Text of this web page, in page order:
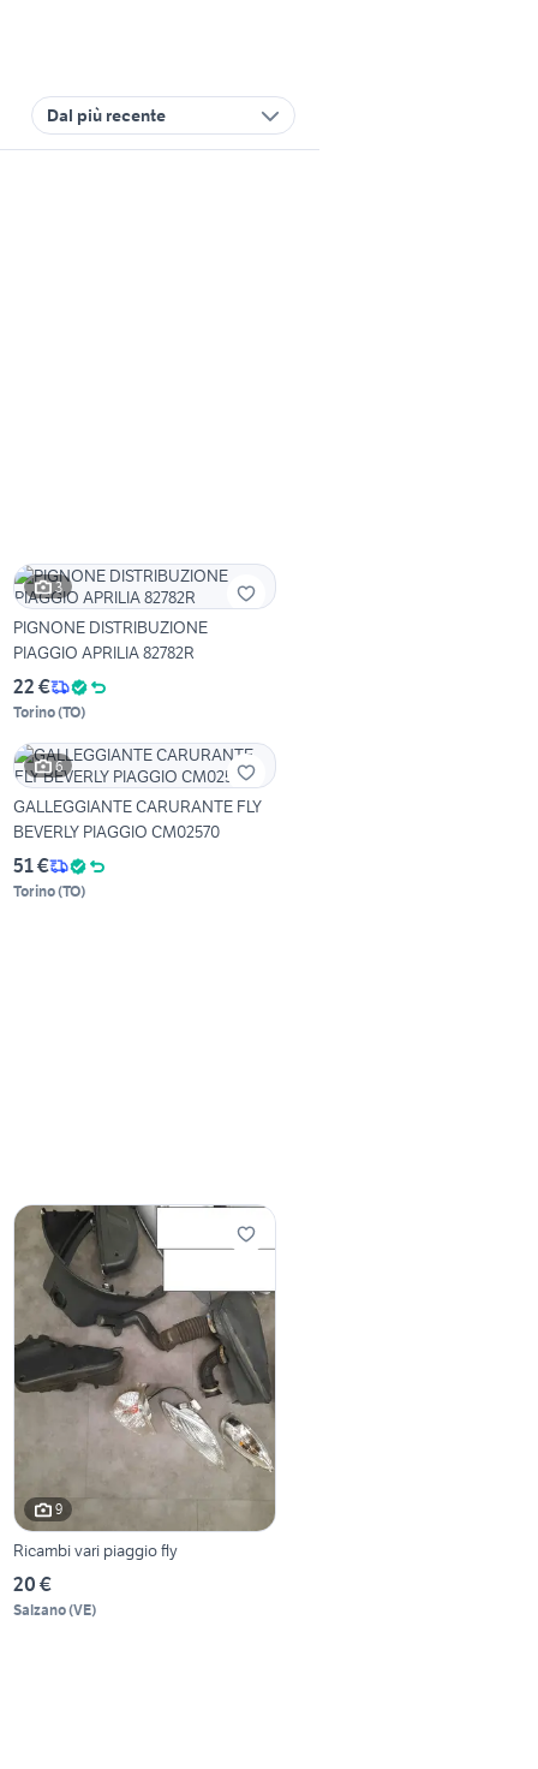
Dal più recente
3
PIGNONE DISTRIBUZIONE
PIAGGIO APRILIA 82782R
22 €
Torino(TO)
6
GALLEGGIANTE CARURANTE FLY
BEVERLY PIAGGIO CM02570
51 €
Torino(TO)
9
Ricambi vari piaggio fly
20 €
Salzano(VE)